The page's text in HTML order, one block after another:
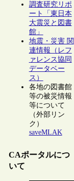
調査研究リポ
ート「東日本
大震災と図書
館」
地震・災害 関
連情報（レフ
ァレンス協同
データベー
ス）
各地の図書館
等の被災情報
等について
（外部リン
ク）
saveMLAK
CAポータルにつ
いて